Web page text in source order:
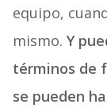
equipo,
mismo. Y
términos de
se pueden